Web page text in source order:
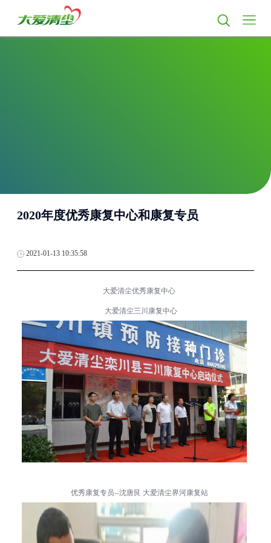
2020年度优秀康复中心和康复专员
2021-01-13 10:35:58
大爱清尘优秀康复中心
大爱清尘三川康复中心
优秀康复专员--沈唐艮 大爱清尘界河康复站